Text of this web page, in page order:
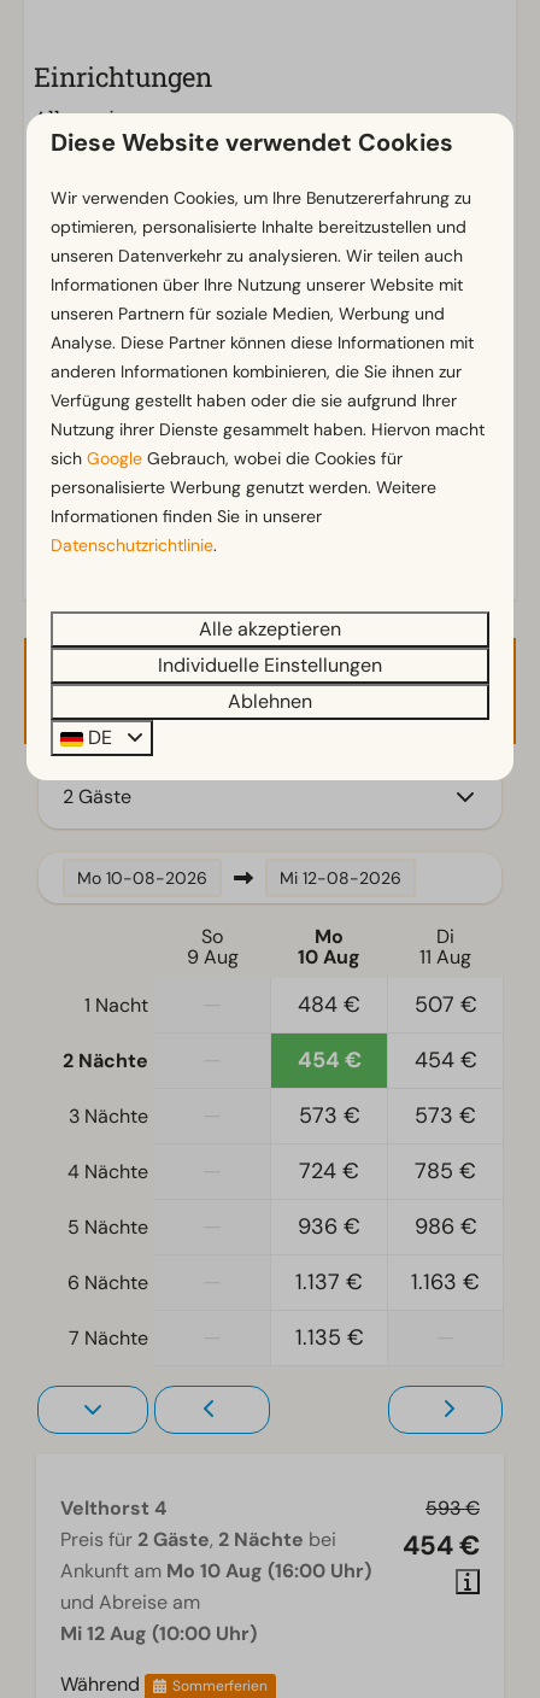
Einrichtungen
Allgemein
Nichtraucher
WLAN (gratis)
m² Fläche: 50
Parkmöglichkeit in der Nähe der Ferienunterkunft
Badezimmer
Badezimmer unten: 1
Dusche
Toiletten im Badezimmer: 1
Außenbereich
Sonnenschirm
Terrasse
Gartenmöbel
Familie/Kinder
Kinderstuhl
Küche
Geschirrspüler
Freistehend
Einzelbetten: 4
Schlafzimmer unten: 2
Zugänglichkeit
Ebenerdig
Fernseher
Zeig mehr ↓
Verfügbarkeit und Preis
2 Gäste
Mo 10-08-2026 Mi 12-08-2026
So
9 Aug
Mo
10 Aug
Di
11 Aug
1 Nacht
484 € 507 €
2 Nächte 454 € 454 €
3 Nächte 573 € 573 €
4 Nächte 724 € 785 €
5 Nächte 936 € 986 €
6 Nächte 1.137 € 1.163 €
7 Nächte 1.135 €
593 €
454 €
Velthorst 4
Preis für 2 Gäste, 2 Nächte bei
Ankunft am Mo 10 Aug (16:00 Uhr)
und Abreise am
Mi 12 Aug (10:00 Uhr)
Während
Sommerferien
Diese Website verwendet Cookies
Wir verwenden Cookies, um Ihre Benutzererfahrung zu
optimieren, personalisierte Inhalte bereitzustellen und
unseren Datenverkehr zu analysieren. Wir teilen auch
Informationen über Ihre Nutzung unserer Website mit
unseren Partnern für soziale Medien, Werbung und
Analyse. Diese Partner können diese Informationen mit
anderen Informationen kombinieren, die Sie ihnen zur
Verfügung gestellt haben oder die sie aufgrund Ihrer
Nutzung ihrer Dienste gesammelt haben. Hiervon macht
sichGoogle Gebrauch, wobei die Cookies für
personalisierte Werbung genutzt werden. Weitere
Informationen finden Sie in unserer
Datenschutzrichtlinie.
Alle akzeptieren
Individuelle Einstellungen
Ablehnen
DE